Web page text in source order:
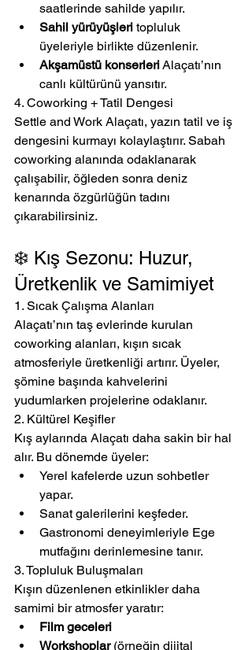
saatlerinde sahilde yapılır.
Sahil yürüyüşleri topluluk
üyeleriyle birlikte düzenlenir.
Akşamüstü konserleri Alaçatı’nın
canlı kültürünü yansıtır.
4. Coworking + Tatil Dengesi
Settle and Work Alaçatı, yazın tatil ve iş
dengesini kurmayı kolaylaştırır. Sabah
coworking alanında odaklanarak
çalışabilir, öğleden sonra deniz
kenarında özgürlüğün tadını
çıkarabilirsiniz.
❄️ Kış Sezonu: Huzur,
Üretkenlik ve Samimiyet
1. Sıcak Çalışma Alanları
Alaçatı’nın taş evlerinde kurulan
coworking alanları, kışın sıcak
atmosferiyle üretkenliği artırır. Üyeler,
şömine başında kahvelerini
yudumlarken projelerine odaklanır.
2. Kültürel Keşifler
Kış aylarında Alaçatı daha sakin bir hal
alır. Bu dönemde üyeler:
Yerel kafelerde uzun sohbetler
yapar.
Sanat galerilerini keşfeder.
Gastronomi deneyimleriyle Ege
mutfağını derinlemesine tanır.
3. Topluluk Buluşmaları
Kışın düzenlenen etkinlikler daha
samimi bir atmosfer yaratır:
Film geceleri
Workshoplar (örneğin dijital